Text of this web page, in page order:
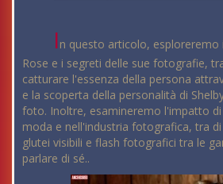
In questo articolo, esploreremo
Rose e i segreti delle sue fotografie,
catturare l'essenza della persona
e la scoperta della personalità di
foto. Inoltre, esamineremo l'impatto di
moda e nell'industria fotografica, tra
glutei visibili e flash fotografici tra le
parlare di sé..